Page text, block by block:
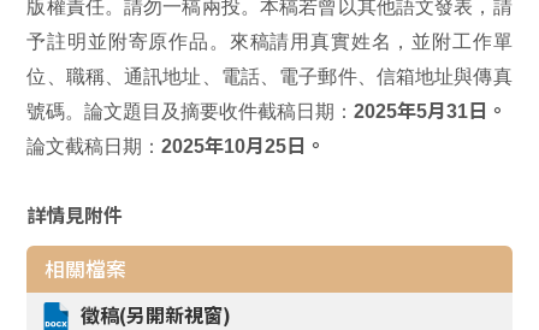
版權責任。請勿一稿兩投。本稿若曾以其他語文發表，請
予註明並附寄原作品。來稿請用真實姓名，並附工作單
位、職稱、通訊地址、電話、電子郵件、信箱地址與傳真
號碼。論文題目及摘要收件截稿日期：2025年5月31日。
論文截稿日期：2025年10月25日。
詳情見附件
相關檔案
徵稿(另開新視窗)